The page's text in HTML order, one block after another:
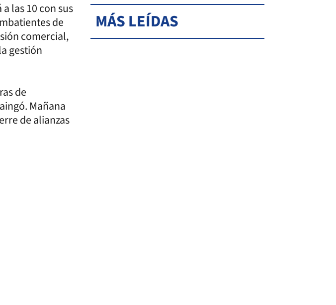
las 10 con sus
de
comercial,
gestión
de
Mañana
de alianzas
MÁS LEÍDAS